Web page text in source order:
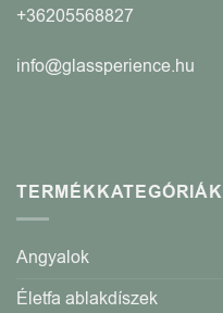
+36205568827
info@glassperience.hu
TERMÉKKATEGÓRIÁK
Angyalok
Életfa ablakdíszek